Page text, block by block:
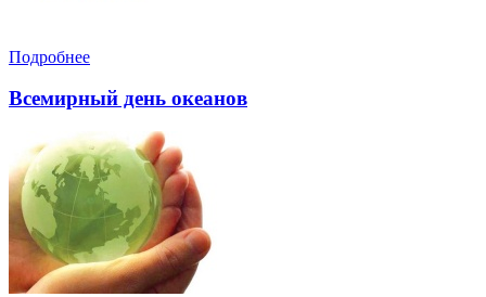
Подробнее
Всемирный день океанов